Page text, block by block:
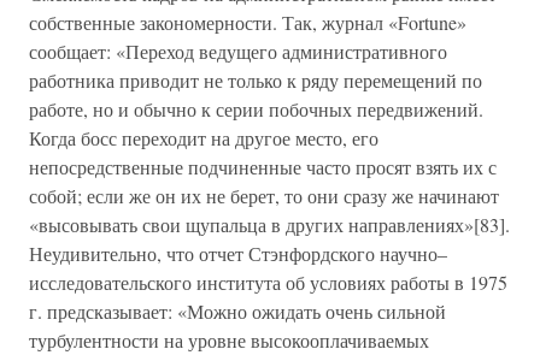
собственные закономерности. Так, журнал «Fortune»
сообщает: «Переход ведущего административного
работника приводит не только к ряду перемещений по
работе, но и обычно к серии побочных передвижений.
Когда босс переходит на другое место, его
непосредственные подчиненные часто просят взять их с
собой; если же он их не берет, то они сразу же начинают
«высовывать свои щупальца в других направлениях»[83].
Неудивительно, что отчет Стэнфордского научно–
исследовательского института об условиях работы в 1975
г. предсказывает: «Можно ожидать очень сильной
турбулентности на уровне высокооплачиваемых